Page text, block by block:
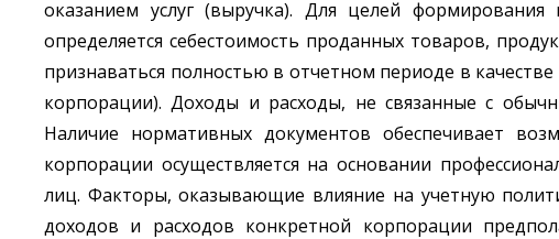
оказанием услуг (выручка). Для целей
определяется себестоимость проданных товаров,
признаваться полностью в отчетном периоде в
корпорации). Доходы и расходы, не связанные с
Наличие нормативных документов обеспечивает
корпорации осуществляется на основании
лиц. Факторы, оказывающие влияние на учетную
доходов и расходов конкретной корпорации